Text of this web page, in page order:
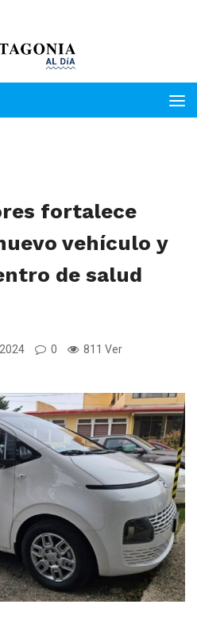
fortalece
vehículo y
de salud
0 811 Ver